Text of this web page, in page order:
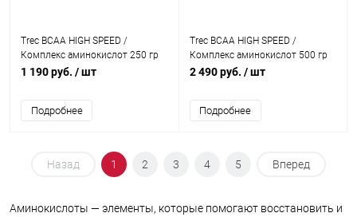
Trec BCAA HIGH SPEED /
Комплекс аминокислот 250 гр
1 190 руб. / шт
Подробнее
Trec BCAA HIGH SPEED /
Комплекс аминокислот 500 гр
2 490 руб. / шт
Подробнее
Назад 1 2 3 4 5 Вперед
Аминокислоты — элементы, которые помогают восстановить и